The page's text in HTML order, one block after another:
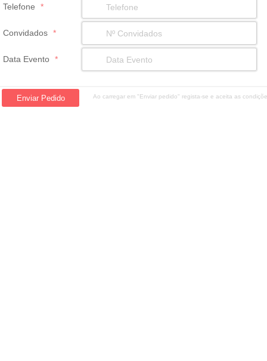
Telefone *
Convidados *
Data Evento *
Ao carregar em "Enviar pedido" regista-se e aceita as